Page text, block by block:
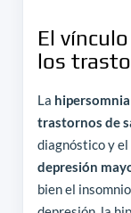
El
los
La hipersomnia
trastornos de
diagnóstico y
depresión
bien el